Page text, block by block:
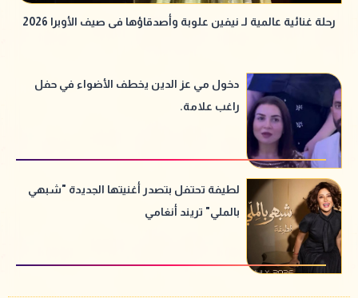
رحلة غنائية عالمية لـ نيفين علوبة وأصدقاؤها فى صيف الأوبرا 2026
دخول مي عز الدين يخطف الأضواء في حفل
راغب علامة.
لطيفة تحتفل بتصدر أغنيتها الجديدة "شبهي
بالملي" تريند أنغامي